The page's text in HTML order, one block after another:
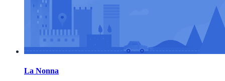
La Nonna